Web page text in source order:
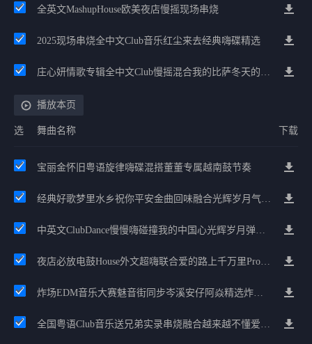
全英文MashupHouse欧美夜店慢摇现场串烧
2025现场串烧全中文Club音乐红尘来去经典嗨碟精选
庄心妍情歌专辑全中文Club慢摇混合我的比萨冬天的秘密中英文串烧
播放本页
选 舞曲名称 下载
宝丽金怀旧粤语旋律嗨碟混搭董董专属越南鼓节奏
经典好歌梦里水乡祝你平安金曲回味融合光辉岁月气氛中文兄弟串烧
中英文ClubDance慢慢嗨碰撞我的中国心光辉岁月弹鼓车载
夜店必放电鼓House外文超嗨联合爱的路上千万里Prog包房漫步上头
炸场EDM音乐大赛魅音街同步岑溪安仔阿焱精选炸场歌路串烧
全国粤语Club音乐送兄弟实录串烧融合越来越不懂爱的哲学遗憾专辑